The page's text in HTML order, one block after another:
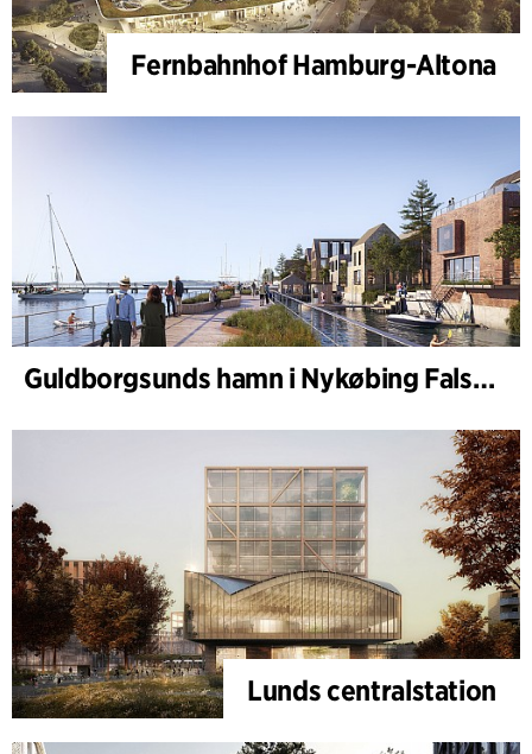
Fernbahnhof Hamburg-Altona
Guldborgsunds hamn i Nykøbing Falster
Lunds centralstation